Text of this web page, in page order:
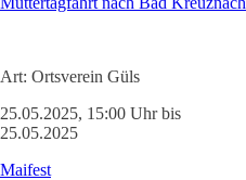
Art: Ortsverein Güls
25.05.2025, 15:00 Uhr bis
25.05.2025
Maifest